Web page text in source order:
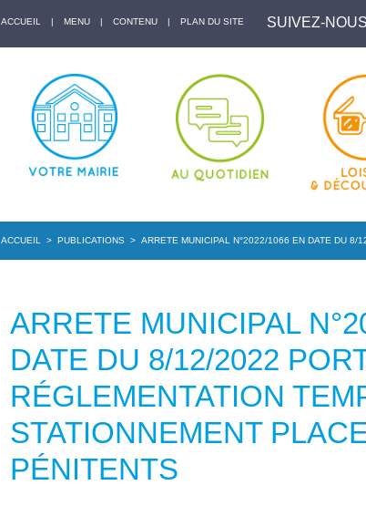
ACCUEIL | MENU | CONTENU | PLAN DU SITE SUIVEZ-
ACCUEIL > PUBLICATIONS > ARRETE MUNICIPAL N°2022/1066 EN DATE DU 8/
ARRETE MUNICIPAL
DATE DU 8/12/2022
RÉGLEMENTATION
STATIONNEMENT
PÉNITENTS